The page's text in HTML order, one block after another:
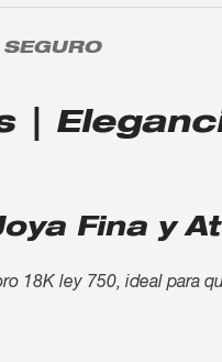
|
Fina y
18K ley 750, ideal para